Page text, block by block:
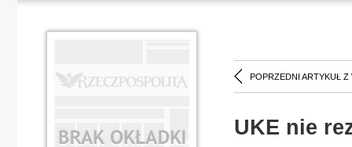
POPRZEDNI ARTYKUŁ Z
UKE nie